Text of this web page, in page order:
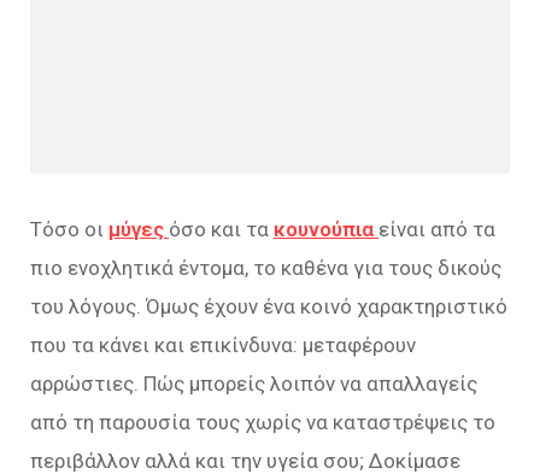
Τόσο οι μύγες όσο και τα κουνούπια είναι από τα
πιο ενοχλητικά έντομα, το καθένα για τους δικούς
του λόγους. Όμως έχουν ένα κοινό χαρακτηριστικό
που τα κάνει και επικίνδυνα: μεταφέρουν
αρρώστιες. Πώς μπορείς λοιπόν να απαλλαγείς
από τη παρουσία τους χωρίς να καταστρέψεις το
περιβάλλον αλλά και την υγεία σου; Δοκίμασε